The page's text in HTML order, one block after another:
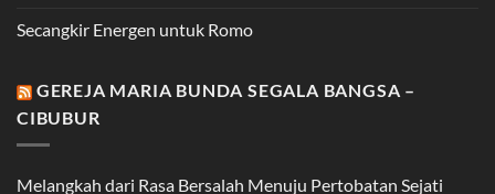
Secangkir Energen untuk Romo
GEREJA MARIA BUNDA SEGALA BANGSA –
CIBUBUR
Melangkah dari Rasa Bersalah Menuju Pertobatan Sejati